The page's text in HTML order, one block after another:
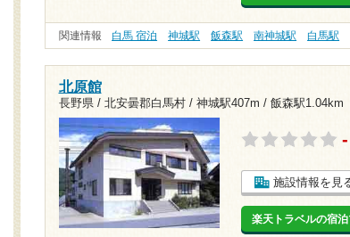
関連情報 白馬 宿泊 神城駅 飯森駅 南神城駅 白馬駅
北原館
長野県 / 北安曇郡白馬村 / 神城駅407m / 飯森駅1.04km
施設情報を見
楽天トラベルの宿